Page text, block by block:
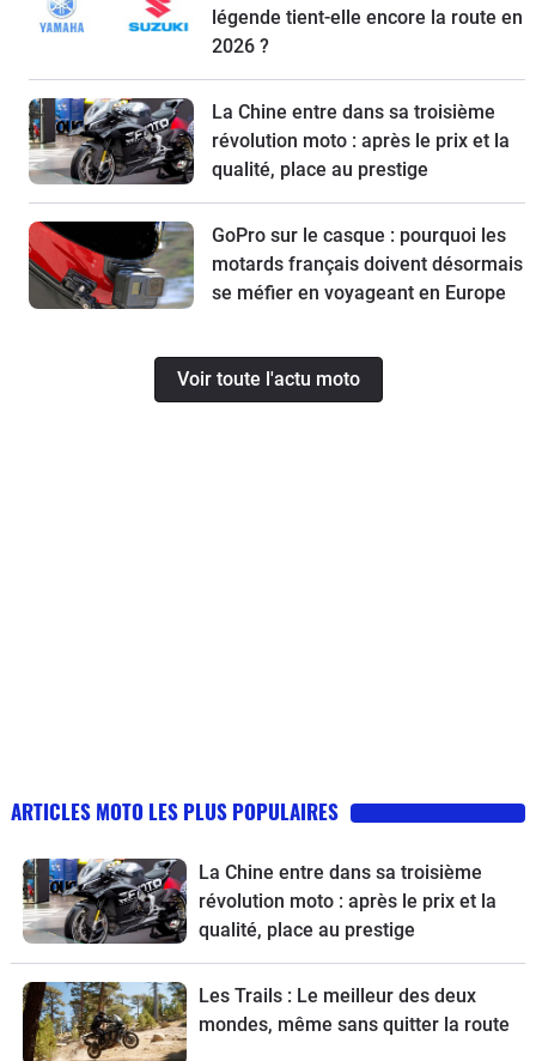
légende tient-elle encore la route en
2026 ?
La Chine entre dans sa troisième
révolution moto : après le prix et la
qualité, place au prestige
GoPro sur le casque : pourquoi les
motards français doivent désormais
se méfier en voyageant en Europe
Voir toute l'actu moto
ARTICLES MOTO LES PLUS POPULAIRES
La Chine entre dans sa troisième
révolution moto : après le prix et la
qualité, place au prestige
Les Trails : Le meilleur des deux
mondes, même sans quitter la route